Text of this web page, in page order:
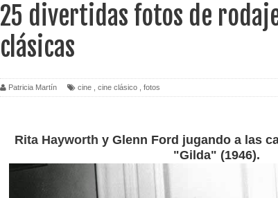
25 divertidas fotos de
clásicas
Patricia Martín cine cine clásico fotos
Rita Hayworth y Glenn Ford jugando a las
"Gilda" (1946).